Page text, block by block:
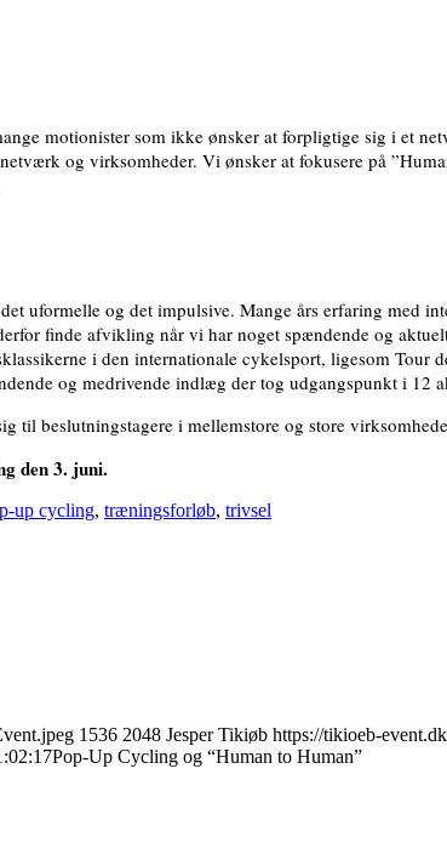
motionister som ikke ønsker at forpligtige sig i et
og virksomheder. Vi ønsker at fokusere på
uformelle og det impulsive. Mange års erfaring med
finde afvikling når vi har noget spændende og
i den internationale cykelsport, ligesom Tour
og medrivende indlæg der tog udgangspunkt i 12
til beslutningstagere i mellemstore og store
den 3. juni.
up cycling, træningsforløb, trivsel
1536 2048 Jesper Tikiøb https://tikioeb-
Pop-Up Cycling og “Human to Human”